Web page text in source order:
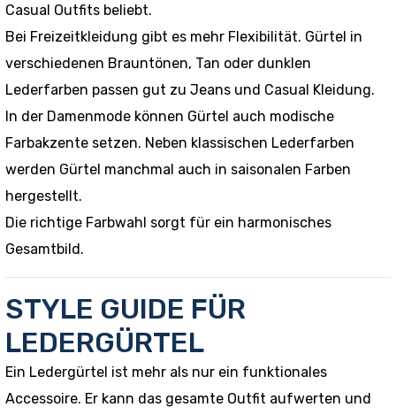
Casual Outfits beliebt.
Bei Freizeitkleidung gibt es mehr Flexibilität. Gürtel in
verschiedenen Brauntönen, Tan oder dunklen
Lederfarben passen gut zu Jeans und Casual Kleidung.
In der Damenmode können Gürtel auch modische
Farbakzente setzen. Neben klassischen Lederfarben
werden Gürtel manchmal auch in saisonalen Farben
hergestellt.
Die richtige Farbwahl sorgt für ein harmonisches
Gesamtbild.
STYLE GUIDE FÜR
LEDERGÜRTEL
Ein Ledergürtel ist mehr als nur ein funktionales
Accessoire. Er kann das gesamte Outfit aufwerten und